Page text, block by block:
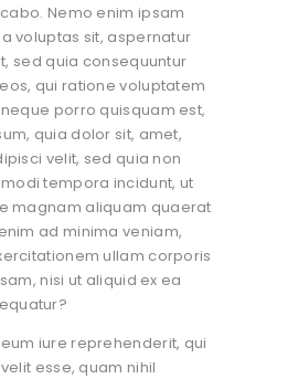
Nemo enim ipsam
voluptas sit, aspernatur
sed quia consequuntur
qui ratione voluptatem
porro quisquam est,
quia dolor sit, amet,
velit, sed quia non
tempora incidunt, ut
magnam aliquam quaerat
ad minima veniam,
ullam corporis
nisi ut aliquid ex ea
iure reprehenderit, qui
esse, quam nihil